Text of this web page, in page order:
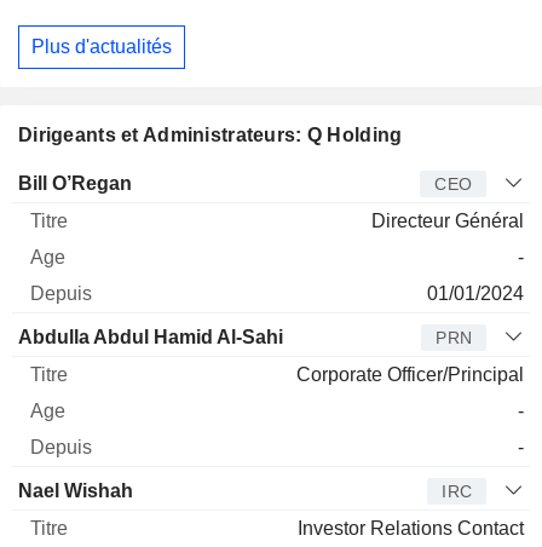
Plus d'actualités
Dirigeants et Administrateurs: Q Holding
Dirigeant Titre
Bill O’Regan CEO
Directeur Général
-
01/01/2024
Abdulla Abdul Hamid Al-Sahi PRN
Corporate Officer/Principal
-
-
Nael Wishah IRC
Investor Relations Contact